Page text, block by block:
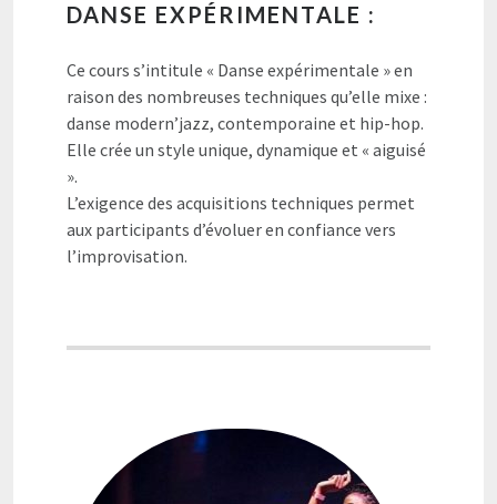
DANSE EXPÉRIMENTALE :
Ce cours s’intitule « Danse expérimentale » en
raison des nombreuses techniques qu’elle mixe :
danse modern’jazz, contemporaine et hip-hop.
Elle crée un style unique, dynamique et « aiguisé
».
L’exigence des acquisitions techniques permet
aux participants d’évoluer en confiance vers
l’improvisation.